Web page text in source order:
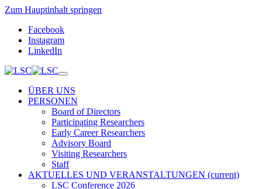
Zum Hauptinhalt springen
Facebook
Instagram
LinkedIn
ÜBER UNS
PERSONEN
Board of Directors
Participating Researchers
Early Career Researchers
Advisory Board
Visiting Researchers
Staff
AKTUELLES UND VERANSTALTUNGEN (current)
LSC Conference 2026